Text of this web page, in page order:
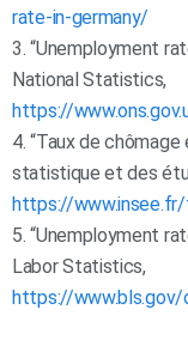
rate-in-germany/
3. “Unemployment
National Statistics,
https://
4. “Taux de
statistique et des
https://
5. “Unemployment
Labor Statistics,
https://